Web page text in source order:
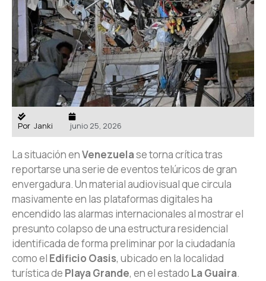
Por Janki junio 25, 2026
La situación enVenezuelase torna crítica tras
reportarse una serie de eventos telúricos de gran
envergadura. Un material audiovisual que circula
masivamente en las plataformas digitales ha
encendido las alarmas internacionales al mostrar el
presunto colapso de una estructura residencial
identificada de forma preliminar por la ciudadanía
como el Edificio Oasis, ubicado en la localidad
turística de Playa Grande, en el estado La Guaira.